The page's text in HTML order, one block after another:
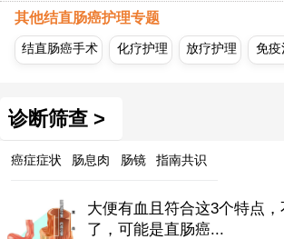
其他结直肠癌护理专题
结直肠癌手术 化疗护理 放疗护理 免疫
诊断筛查 >
癌症症状 肠息肉 肠镜 指南共识
大便有血且符合这3个特点
了，可能是直肠癌...